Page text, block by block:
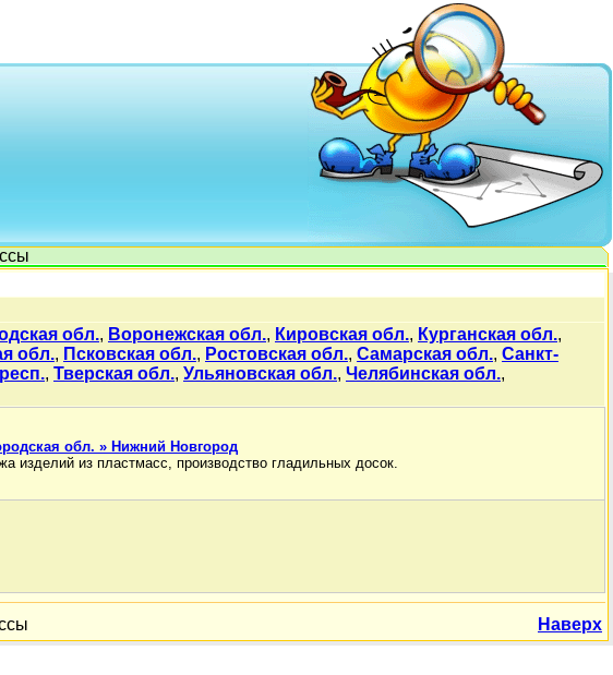
обл., Воронежская обл., Кировская обл., Курганская обл.,
обл., Псковская обл., Ростовская обл., Самарская обл., Санкт-
, Тверская обл., Ульяновская обл., Челябинская обл.,
обл. » Нижний Новгород
изделий из пластмасс, производство гладильных досок.
Наверх